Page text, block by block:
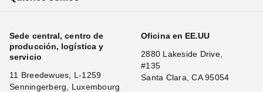
Sede central, centro de
producción, logística y
servicio
11 Breedewues, L-1259
Senningerberg, Luxembourg
Oficina en EE.UU
2880 Lakeside Drive,
#135
Santa Clara, CA 95054